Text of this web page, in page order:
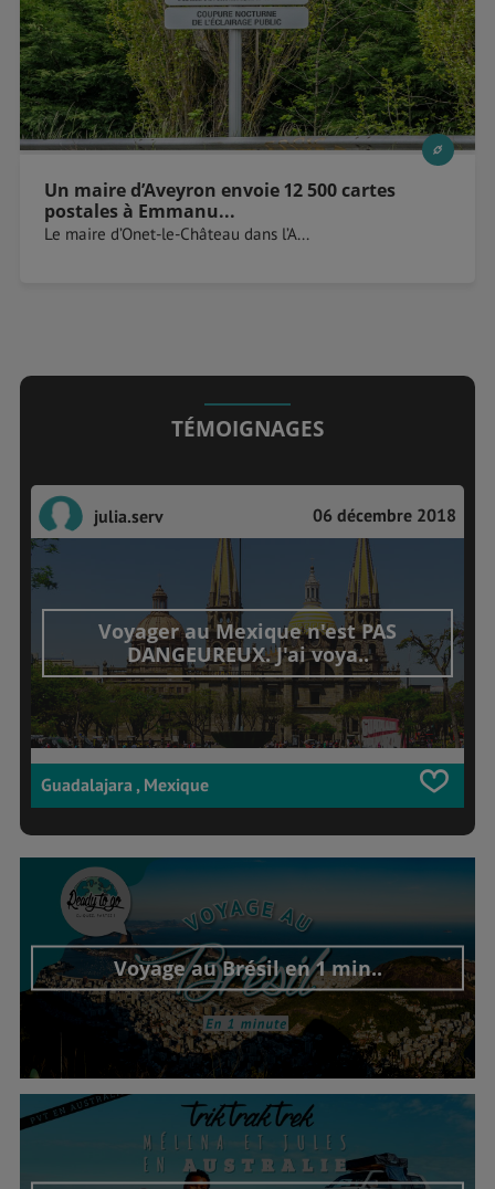
Un maire d’Aveyron envoie 12 500 cartes
postales à Emmanu...
Le maire d’Onet-le-Château dans l’A...
TÉMOIGNAGES
julia.serv 06 décembre 2018
Voyager au Mexique n'est PAS
DANGEUREUX. J'ai voya..
Guadalajara , Mexique
Voyage au Brésil en 1 min..
Découvrir cet interview